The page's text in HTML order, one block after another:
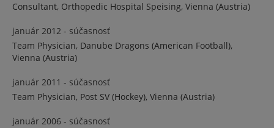
Consultant, Orthopedic Hospital Speising, Vienna (Austria)
január 2012 - súčasnosť
Team Physician, Danube Dragons (American Football),
Vienna (Austria)
január 2011 - súčasnosť
Team Physician, Post SV (Hockey), Vienna (Austria)
január 2006 - súčasnosť